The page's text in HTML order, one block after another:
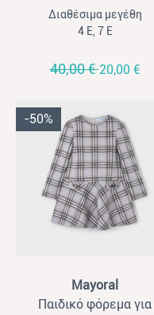
για κορίτσια Mayoral
κόκκινο
Διαθέσιμα μεγέθη
4 Ε, 7 Ε
40,00 €20,00 €
-50%
Mayoral
Παιδικό φόρεμα για